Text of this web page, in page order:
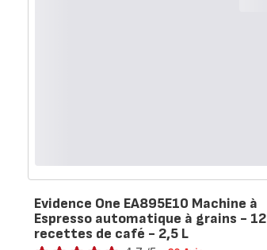
Evidence One EA895E10 Machine à
Espresso automatique à grains - 12
recettes de café - 2,5 L
Note